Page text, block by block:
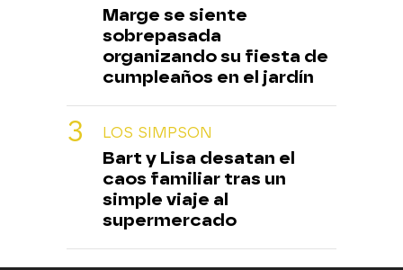
Marge se siente
sobrepasada
organizando su fiesta de
cumpleaños en el jardín
LOS SIMPSON
Bart y Lisa desatan el
caos familiar tras un
simple viaje al
supermercado